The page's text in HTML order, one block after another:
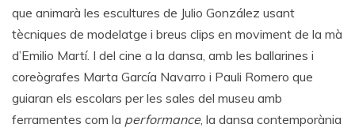
que animarà les escultures de Julio González usant
tècniques de modelatge i breus clips en moviment de la mà
d’Emilio Martí. I del cine a la dansa, amb les ballarines i
coreògrafes Marta García Navarro i Pauli Romero que
guiaran els escolars per les sales del museu amb
ferramentes com la performance, la dansa contemporània